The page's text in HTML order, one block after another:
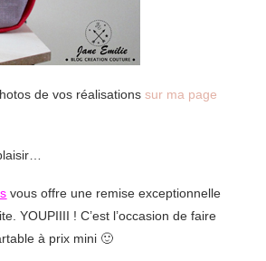
de vos réalisations sur ma page
vous offre une remise exceptionnelle
YOUPIIII ! C’est l’occasion de faire
à prix mini 🙂